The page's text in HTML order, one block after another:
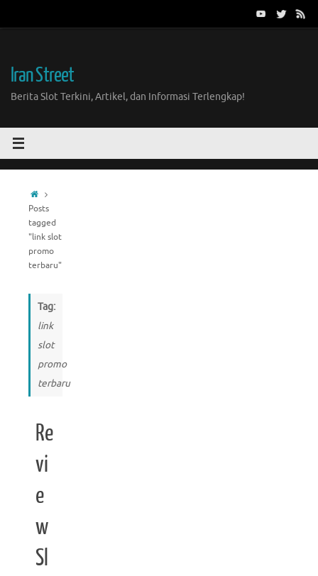
Iran Street
Berita Slot Terkini, Artikel, dan Informasi Terlengkap!
Home
Posts
tagged
"link slot
promo
terbaru"
Tag:
link
slot
promo
terbaru
Re
vi
e
w
Sl